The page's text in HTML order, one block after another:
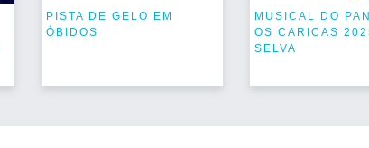
PISTA DE GELO EM
ÓBIDOS
MUSICAL DO
OS CARICAS
SELVA